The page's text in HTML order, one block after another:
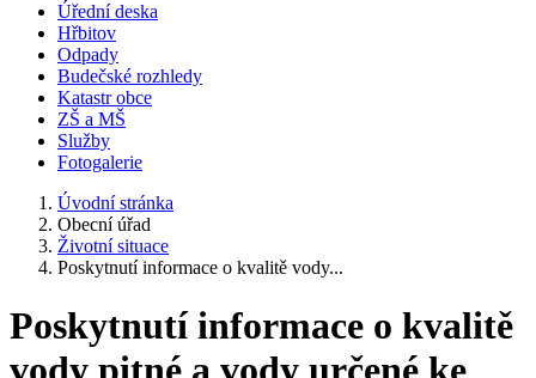
Úřední deska
Hřbitov
Odpady
Budečské rozhledy
Katastr obce
ZŠ a MŠ
Služby
Fotogalerie
Úvodní stránka
Obecní úřad
Životní situace
Poskytnutí informace o kvalitě vody...
Poskytnutí informace o kvalitě